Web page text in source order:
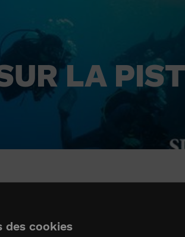
LA
PISTE DES
des cookies